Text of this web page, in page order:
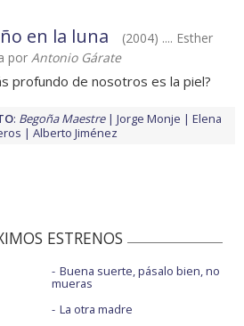
en la luna
(2004) .... Esther
por Antonio Gárate
profundo de nosotros es la piel?
: Begoña Maestre Jorge Monje
Elena
Alberto Jiménez
ESTRENOS
Buena suerte, pásalo bien, no
mueras
La otra madre